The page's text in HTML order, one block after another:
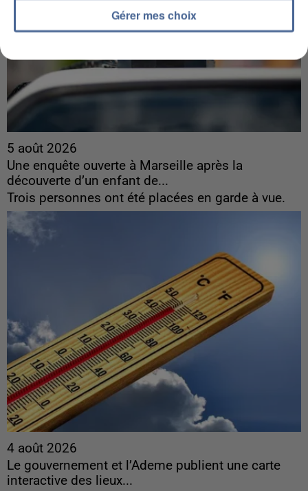
5 août 2026
Une enquête ouverte à Marseille après la
découverte d’un enfant de...
Trois personnes ont été placées en garde à vue.
4 août 2026
Le gouvernement et l’Ademe publient une carte
interactive des lieux...
Gérer mes choix